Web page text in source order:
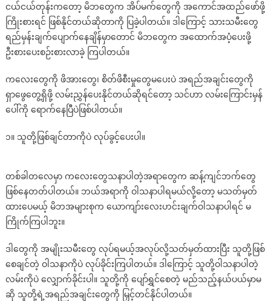
ကလေး
ရဲ့
အိပ်မက်
ပန်းတိုင်
ကို
ချက်
နဲ့
လမ်းညွှန်
ငယ်ငယ်တုန်းကတော့ မိဘတွေက အိပ်မက်တွေကို အကောင်အထည်ဖော်ဖို့
ကြိုးစားရင် ဖြစ်နိုင်တယ်ဆိုတာကို ပြခဲ့ပါတယ်။ ဒါကြောင့် သားသမီးတွေ
ရည်မှန်းချက်ပျောက်နေချိန်မှာတောင် မိဘတွေက အထောက်အပံ့ပေးဖို့
ဦးစားပေးစဉ်းစားလာခဲ့ ကြပါတယ်။
ကလေးတွေကို ဖိအားတွေ၊ စိတ်ဖိစီးမှုတွေမပေးပဲ အရည်အချင်းတွေကို
ရှာဖွေတွေ့ရှိဖို့ လမ်းညွှန်ပေးနိုင်တယ်ဆိုရင်တော့ သင်ဟာ လမ်းကြောင်းမှန်
ပေါ်ကို ရောက်နေပြီပဲဖြစ်ပါတယ်။
၁။ သူတို့ဖြစ်ချင်တာကိုပဲ လုပ်ခွင့်ပေးပါ။
တစ်ခါတလေမှာ ကလေးတွေသနာပါတဲ့အရာတွေက ဆန့်ကျင်ဘက်တွေ
ဖြစ်နေတတ်ပါတယ်။ ဘယ်အရာကို ဝါသနာပါရမယ်လို့တော့ မသတ်မှတ်
ထားပေမယ့် မိဘအများစုက ယောကျာ်းလေးဟင်းချက်ဝါသနာပါရင် မ
ကြိုက်ကြပါဘူး။
ဒါတွေကို အမျိုးသမီးတွေ လုပ်ရမယ့်အလုပ်လို့သတ်မှတ်ထားပြီး သူတို့ဖြစ်
စေချင်တဲ့ ဝါသနာကိုပဲ လုပ်ခိုင်းကြပါတယ်။ ဒါကြောင့် သူတို့ဝါသနာပါတဲ့
လမ်းကိုပဲ လျှောက်ခိုင်းပါ။ သူတို့ကို ပျော်ရွှင်စေတဲ့ မည်သည့်နယ်ပယ်မှာမ
ဆို သူတို့ရဲ့အရည်အချင်းတွေကို မြှင့်တင်နိုင်ပါတယ်။